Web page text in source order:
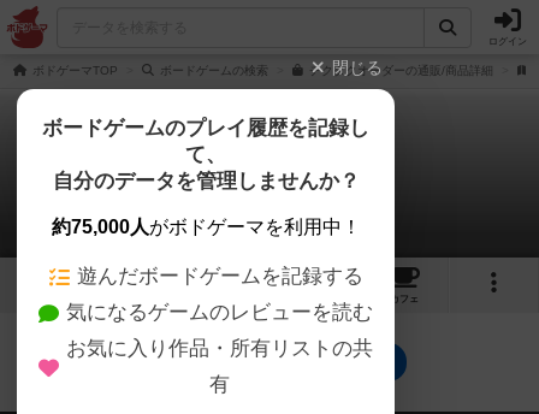
ログイン
ボドゲーマTOP ボードゲームの検索 チクタクオーダーの通販/商品詳細
チクタクオーダー
0件のリプレイ日記
9 4
カフェ
チクタクオーダーのトップに戻る
閉じる
ボードゲームのプレイ履歴を記録し
て、
自分のデータを管理しませんか？
約75,000人がボドゲーマを利用中！
遊んだボードゲームを記録する
気になるゲームのレビューを読む
お気に入り作品・所有リストの共
有